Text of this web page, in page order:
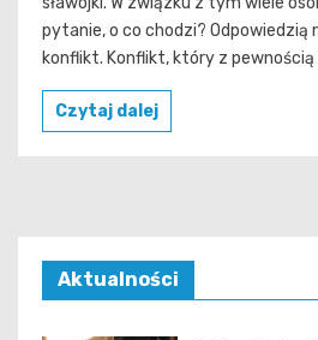
pytanie, o co chodzi?
konflikt. Konflikt, który z pewnością
Czytaj dalej
Aktualności